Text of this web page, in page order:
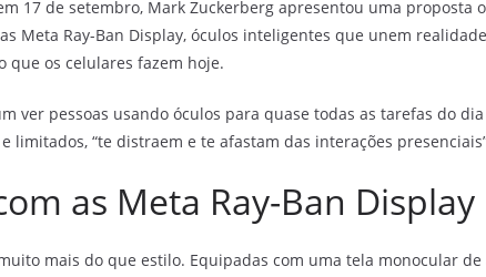
17 de setembro, Mark Zuckerberg apresentou uma
Meta Ray-Ban Display, óculos inteligentes que unem
que os celulares fazem hoje.
ver pessoas usando óculos para quase todas as tarefas do
limitados, “te distraem e te afastam das interações
as Meta Ray-Ban Display
mais do que estilo. Equipadas com uma tela monocular